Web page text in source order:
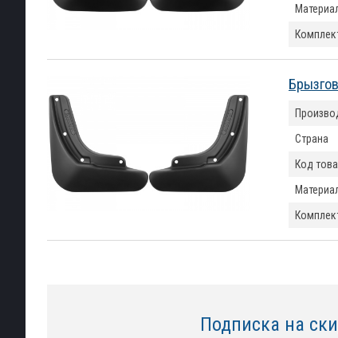
Страна
Код
Подписка на